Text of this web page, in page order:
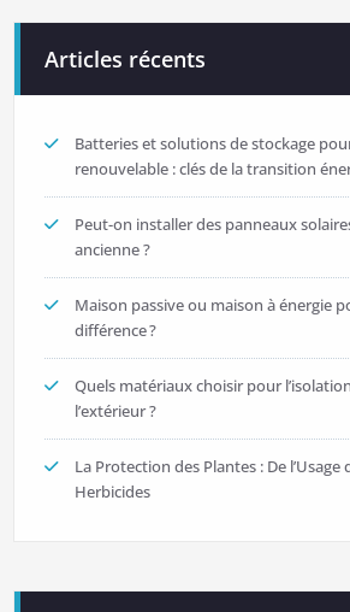
l’article
Articles récents
Batteries et solutions de stockage
renouvelable : clés de la transition
Peut-on installer des panneaux
ancienne ?
Maison passive ou maison à énergie
différence ?
Quels matériaux choisir pour
l’extérieur ?
La Protection des Plantes : De l’Usage
Herbicides